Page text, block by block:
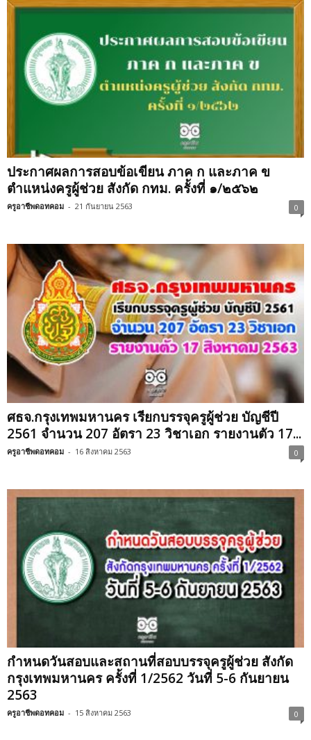
ประกาศผลการสอบข้อเขียน ภาค ก และภาค ข
ตำแหน่งครูผู้ช่วย สังกัด กทม. ครั้งที่ ๑/๒๕๖๒
ครูอาชีพดอทคอม - 21 กันยายน 2563 0
ศธจ.กรุงเทพมหานคร เรียกบรรจุครูผู้ช่วย บัญชีปี
2561 จำนวน 207 อัตรา 23 วิชาเอก รายงานตัว 17...
ครูอาชีพดอทคอม - 16 สิงหาคม 2563 0
กำหนดวันสอบและสถานที่สอบบรรจุครูผู้ช่วย สังกัด
กรุงเทพมหานคร ครั้งที่ 1/2562 วันที่ 5-6 กันยายน
2563
ครูอาชีพดอทคอม - 15 สิงหาคม 2563 0